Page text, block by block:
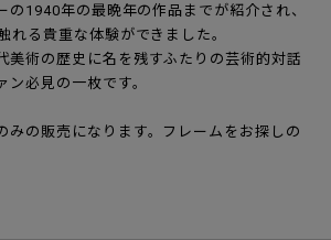
の1940年の最晩年の作品までが紹介され、
れる貴重な体験ができました。
美術の歴史に名を残すふたりの芸術的対話
ン必見の一枚です。
みの販売になります。フレームをお探しの